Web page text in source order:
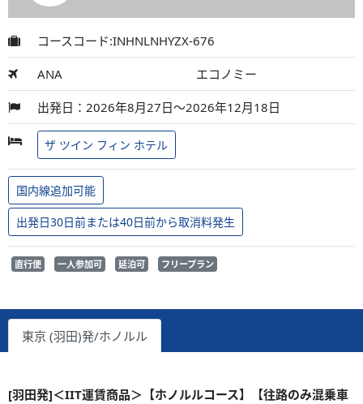
コースコード:INHNLNHYZX-676
ANA エコノミー
出発日：2026年8月27日～2026年12月18日
ザ ツイン フィン ホテル
国内線追加可能
出発日30日前または40日前から取消料発生
直行便 一人参加可 延泊可 フリープラン
東京 (羽田)発/ホノルル
[羽田発]＜IIT運賃商品＞【ホノルルコース】【往路のみ混乗車